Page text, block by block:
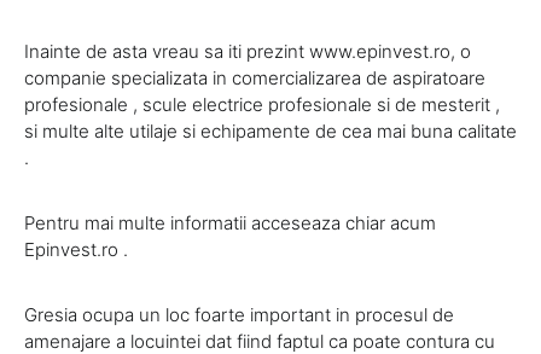
Inainte de asta vreau sa iti prezint www.epinvest.ro, o
companie specializata in comercializarea de aspiratoare
profesionale , scule electrice profesionale si de mesterit ,
si multe alte utilaje si echipamente de cea mai buna calitate
.
Pentru mai multe informatii acceseaza chiar acum
Epinvest.ro .
Gresia ocupa un loc foarte important in procesul de
amenajare a locuintei dat fiind faptul ca poate contura cu